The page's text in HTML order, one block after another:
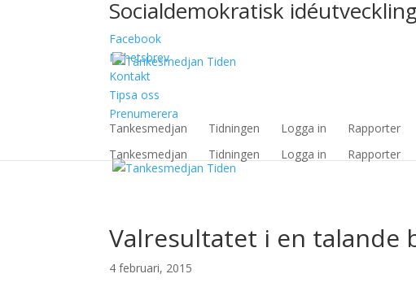
Socialdemokratisk
Facebook
Nyhetsbrev
Kontakt
Tipsa oss
Prenumerera
Tankesmedjan
Tidningen Logga in Rapporter
Tankesmedjan
Tidningen Logga in Rapporter
Valresultatet i en talande
4 februari, 2015